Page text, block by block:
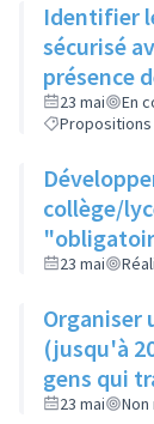
Identifier
sécurisé
présence
23 mai
En
collège/
23 mai
Organiser
(jusqu'à
gens qui
23 mai